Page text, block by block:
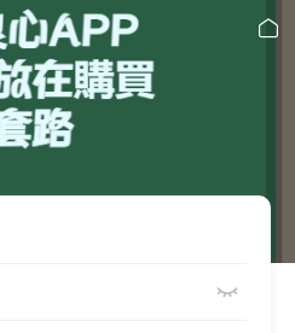

